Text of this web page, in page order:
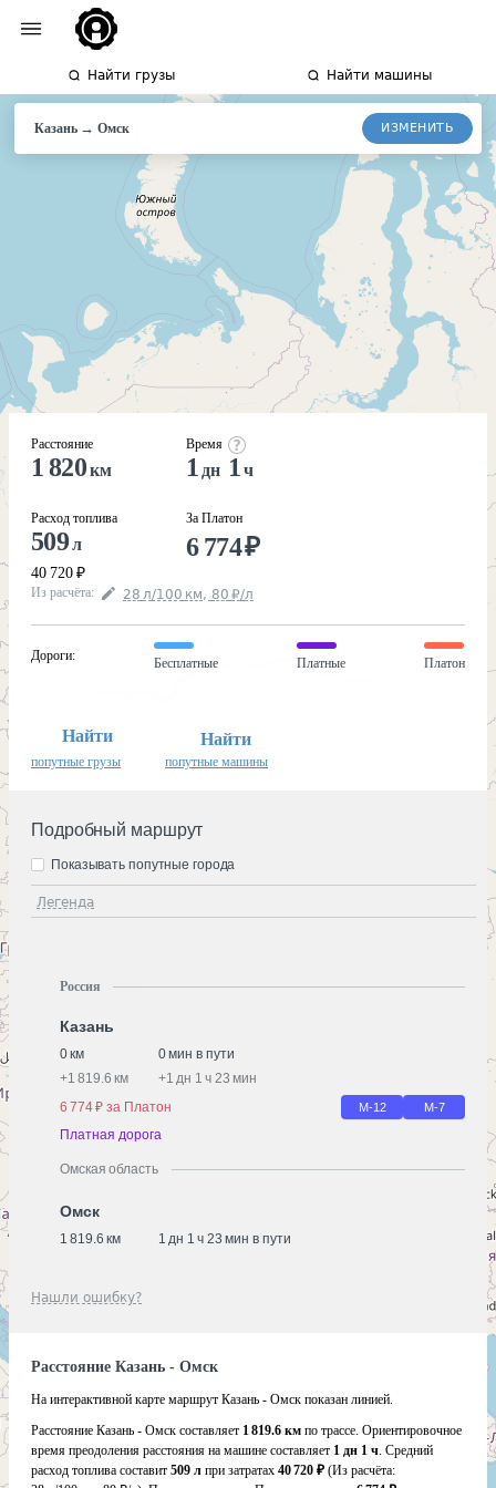
Найти грузы Найти машины
Казань→Омск ИЗМЕНИТЬ
Расстояние
1 820км
Расход топлива
509л
40 720 ₽
Время
1 дн 1 ч
За Платон
6 774₽
Из расчёта: 28 л/100 км, 80 ₽/л
Дороги:
Бесплатные Платные Платон
Найти
попутные грузы
Найти
попутные машины
Подробный маршрут
Легенда
Показывать попутные города
Россия
Казань
0 км
0 мин в пути
+1 819.6 км +1 дн 1 ч 23 мин
6 774 ₽ за Платон
М-12 М-7
Платная дорога
Омская область
Омск
1 819.6 км 1 дн 1 ч 23 мин в пути
Нашли ошибку?
Расстояние Казань - Омск
На интерактивной карте маршрут Казань - Омск показан линией.
Расстояние Казань - Омск составляет 1 819.6 км по трассе. Ориентировочное
время преодоления расстояния на машине составляет 1 дн 1 ч. Средний
расход топлива составит 509 л при затратах 40 720 ₽ (Из расчёта: